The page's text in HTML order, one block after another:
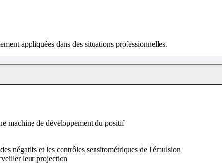
appliquées dans des situations professionnelles.
machine de développement du positif
négatifs et les contrôles sensitométriques de l'émulsion
leur projection